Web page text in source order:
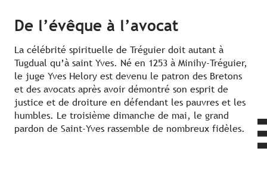
De l’évêque à l’avocat
La célébrité spirituelle de Tréguier doit autant à
Tugdual qu’à saint Yves. Né en 1253 à Minihy-Tréguier,
le juge Yves Helory est devenu le patron des Bretons
et des avocats après avoir démontré son esprit de
justice et de droiture en défendant les pauvres et les
humbles. Le troisième dimanche de mai, le grand
pardon de Saint-Yves rassemble de nombreux fidèles.